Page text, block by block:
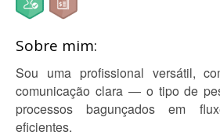
Sobre mim:
Sou uma profissional versátil,
comunicação clara — o tipo de
processos bagunçados em
eficientes.